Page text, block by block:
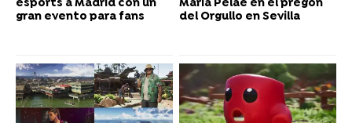
esports a Madrid con un
gran evento para fans
María Pelaé en el pregón
del Orgullo en Sevilla